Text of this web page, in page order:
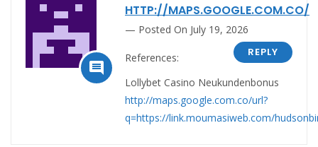

HTTP://MAPS.GOOGLE.COM.CO/
Posted On July 19, 2026
REPLY
References:
Lollybet Casino Neukundenbonus
http://maps.google.com.co/url?
q=https://link.moumasiweb.com/